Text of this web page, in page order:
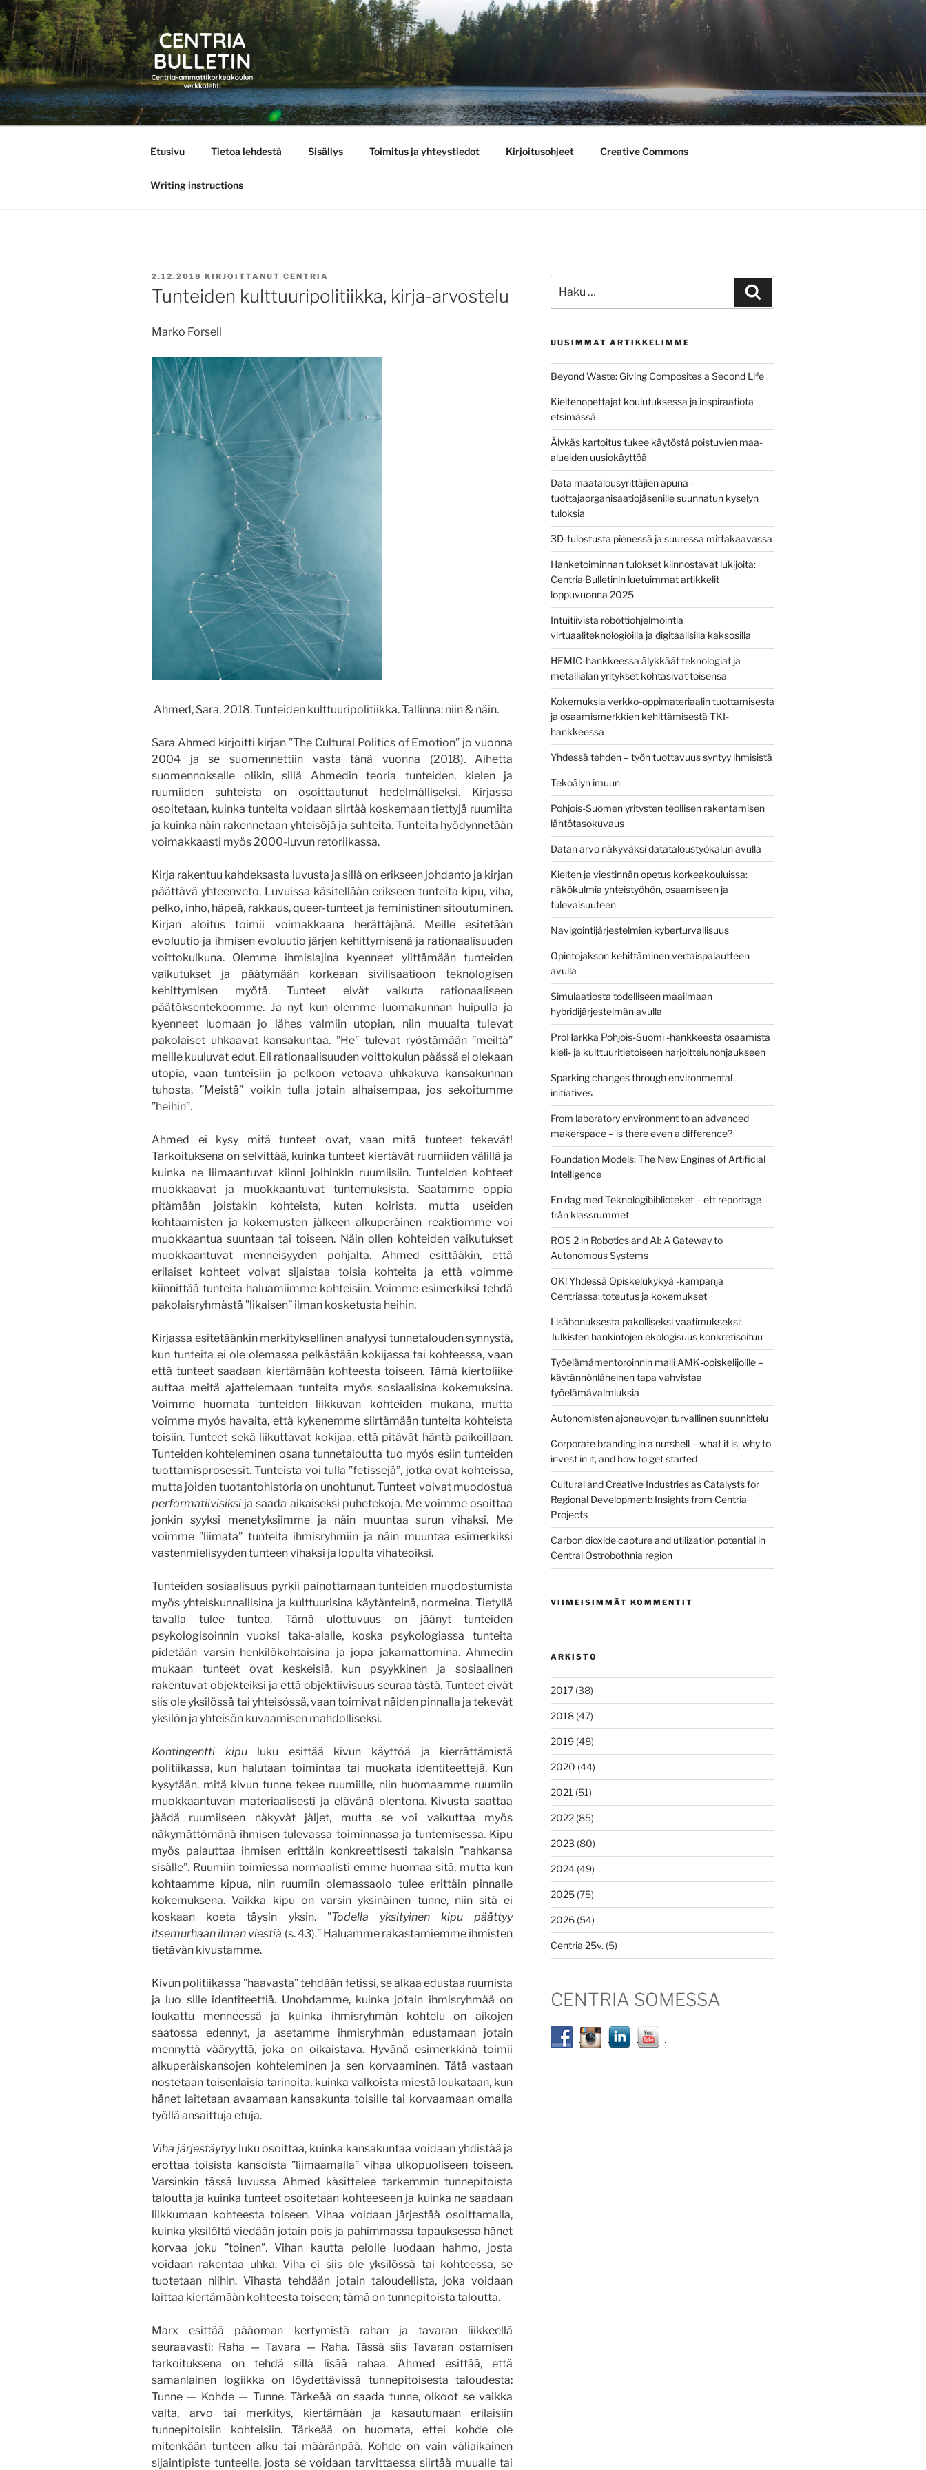
Siirry
sisältöön
CENTRIA BULLETIN
Etusivu Tietoa lehdestä Sisällys Toimitus ja yhteystiedot Kirjoitusohjeet Creative Commons
Writing instructions
JULKAISTU
2.12.2018 KIRJOITTANUT CENTRIA
Tunteiden kulttuuripolitiikka, kirja-arvostelu
Marko Forsell
Ahmed, Sara. 2018. Tunteiden kulttuuripolitiikka. Tallinna: niin & näin.
Sara Ahmed kirjoitti kirjan ”The Cultural Politics of Emotion” jo vuonna
2004 ja se suomennettiin vasta tänä vuonna (2018). Aihetta
suomennokselle olikin, sillä Ahmedin teoria tunteiden, kielen ja
ruumiiden suhteista on osoittautunut hedelmälliseksi. Kirjassa
osoitetaan, kuinka tunteita voidaan siirtää koskemaan tiettyjä ruumiita
ja kuinka näin rakennetaan yhteisöjä ja suhteita. Tunteita hyödynnetään
voimakkaasti myös 2000-luvun retoriikassa.
Kirja rakentuu kahdeksasta luvusta ja sillä on erikseen johdanto ja kirjan
päättävä yhteenveto. Luvuissa käsitellään erikseen tunteita kipu, viha,
pelko, inho, häpeä, rakkaus, queer-tunteet ja feministinen sitoutuminen.
Kirjan aloitus toimii voimakkaana herättäjänä. Meille esitetään
evoluutio ja ihmisen evoluutio järjen kehittymisenä ja rationaalisuuden
voittokulkuna. Olemme ihmislajina kyenneet ylittämään tunteiden
vaikutukset ja päätymään korkeaan sivilisaatioon teknologisen
kehittymisen myötä. Tunteet eivät vaikuta rationaaliseen
päätöksentekoomme. Ja nyt kun olemme luomakunnan huipulla ja
kyenneet luomaan jo lähes valmiin utopian, niin muualta tulevat
pakolaiset uhkaavat kansakuntaa. ”He” tulevat ryöstämään ”meiltä”
meille kuuluvat edut. Eli rationaalisuuden voittokulun päässä ei olekaan
utopia, vaan tunteisiin ja pelkoon vetoava uhkakuva kansakunnan
tuhosta. ”Meistä” voikin tulla jotain alhaisempaa, jos sekoitumme
”heihin”.
Ahmed ei kysy mitä tunteet ovat, vaan mitä tunteet tekevät!
Tarkoituksena on selvittää, kuinka tunteet kiertävät ruumiiden välillä ja
kuinka ne liimaantuvat kiinni joihinkin ruumiisiin. Tunteiden kohteet
muokkaavat ja muokkaantuvat tuntemuksista. Saatamme oppia
pitämään joistakin kohteista, kuten koirista, mutta useiden
kohtaamisten ja kokemusten jälkeen alkuperäinen reaktiomme voi
muokkaantua suuntaan tai toiseen. Näin ollen kohteiden vaikutukset
muokkaantuvat menneisyyden pohjalta. Ahmed esittääkin, että
erilaiset kohteet voivat sijaistaa toisia kohteita ja että voimme
kiinnittää tunteita haluamiimme kohteisiin. Voimme esimerkiksi tehdä
pakolaisryhmästä ”likaisen” ilman kosketusta heihin.
Kirjassa esitetäänkin merkityksellinen analyysi tunnetalouden synnystä,
kun tunteita ei ole olemassa pelkästään kokijassa tai kohteessa, vaan
että tunteet saadaan kiertämään kohteesta toiseen. Tämä kiertoliike
auttaa meitä ajattelemaan tunteita myös sosiaalisina kokemuksina.
Voimme huomata tunteiden liikkuvan kohteiden mukana, mutta
voimme myös havaita, että kykenemme siirtämään tunteita kohteista
toisiin. Tunteet sekä liikuttavat kokijaa, että pitävät häntä paikoillaan.
Tunteiden kohteleminen osana tunnetaloutta tuo myös esiin tunteiden
tuottamisprosessit. Tunteista voi tulla ”fetissejä”, jotka ovat kohteissa,
mutta joiden tuotantohistoria on unohtunut. Tunteet voivat muodostua
performatiivisiksi ja saada aikaiseksi puhetekoja. Me voimme osoittaa
jonkin syyksi menetyksiimme ja näin muuntaa surun vihaksi. Me
voimme ”liimata” tunteita ihmisryhmiin ja näin muuntaa esimerkiksi
vastenmielisyyden tunteen vihaksi ja lopulta vihateoiksi.
Tunteiden sosiaalisuus pyrkii painottamaan tunteiden muodostumista
myös yhteiskunnallisina ja kulttuurisina käytänteinä, normeina. Tietyllä
tavalla tulee tuntea. Tämä ulottuvuus on jäänyt tunteiden
psykologisoinnin vuoksi taka-alalle, koska psykologiassa tunteita
pidetään varsin henkilökohtaisina ja jopa jakamattomina. Ahmedin
mukaan tunteet ovat keskeisiä, kun psyykkinen ja sosiaalinen
rakentuvat objekteiksi ja että objektiivisuus seuraa tästä. Tunteet eivät
siis ole yksilössä tai yhteisössä, vaan toimivat näiden pinnalla ja tekevät
yksilön ja yhteisön kuvaamisen mahdolliseksi.
Kontingentti kipuluku esittää kivun käyttöä ja kierrättämistä
politiikassa, kun halutaan toimintaa tai muokata identiteettejä. Kun
kysytään, mitä kivun tunne tekee ruumiille, niin huomaamme ruumiin
muokkaantuvan materiaalisesti ja elävänä olentona. Kivusta saattaa
jäädä ruumiiseen näkyvät jäljet, mutta se voi vaikuttaa myös
näkymättömänä ihmisen tulevassa toiminnassa ja tuntemisessa. Kipu
myös palauttaa ihmisen erittäin konkreettisesti takaisin ”nahkansa
sisälle”. Ruumiin toimiessa normaalisti emme huomaa sitä, mutta kun
kohtaamme kipua, niin ruumiin olemassaolo tulee erittäin pinnalle
kokemuksena. Vaikka kipu on varsin yksinäinen tunne, niin sitä ei
koskaan koeta täysin yksin. ”Todella yksityinen kipu päättyy
itsemurhaan ilman viestiä (s. 43).” Haluamme rakastamiemme ihmisten
tietävän kivustamme.
Kivun politiikassa ”haavasta” tehdään fetissi, se alkaa edustaa ruumista
ja luo sille identiteettiä. Unohdamme, kuinka jotain ihmisryhmää on
loukattu menneessä ja kuinka ihmisryhmän kohtelu on aikojen
saatossa edennyt, ja asetamme ihmisryhmän edustamaan jotain
mennyttä vääryyttä, joka on oikaistava. Hyvänä esimerkkinä toimii
alkuperäiskansojen kohteleminen ja sen korvaaminen. Tätä vastaan
nostetaan toisenlaisia tarinoita, kuinka valkoista miestä loukataan, kun
hänet laitetaan avaamaan kansakunta toisille tai korvaamaan omalla
työllä ansaittuja etuja.
Viha järjestäytyyluku osoittaa, kuinka kansakuntaa voidaan yhdistää ja
erottaa toisista kansoista ”liimaamalla” vihaa ulkopuoliseen toiseen.
Varsinkin tässä luvussa Ahmed käsittelee tarkemmin tunnepitoista
taloutta ja kuinka tunteet osoitetaan kohteeseen ja kuinka ne saadaan
liikkumaan kohteesta toiseen. Vihaa voidaan järjestää osoittamalla,
kuinka yksilöltä viedään jotain pois ja pahimmassa tapauksessa hänet
korvaa joku ”toinen”. Vihan kautta pelolle luodaan hahmo, josta
voidaan rakentaa uhka. Viha ei siis ole yksilössä tai kohteessa, se
tuotetaan niihin. Vihasta tehdään jotain taloudellista, joka voidaan
laittaa kiertämään kohteesta toiseen; tämä on tunnepitoista taloutta.
Marx esittää pääoman kertymistä rahan ja tavaran liikkeellä
seuraavasti: Raha — Tavara — Raha. Tässä siis Tavaran ostamisen
tarkoituksena on tehdä sillä lisää rahaa. Ahmed esittää, että
samanlainen logiikka on löydettävissä tunnepitoisesta taloudesta:
Tunne — Kohde — Tunne. Tärkeää on saada tunne, olkoot se vaikka
valta, arvo tai merkitys, kiertämään ja kasautumaan erilaisiin
tunnepitoisiin kohteisiin. Tärkeää on huomata, ettei kohde ole
mitenkään tunteen alku tai määränpää. Kohde on vain väliaikainen
sijaintipiste tunteelle, josta se voidaan tarvittaessa siirtää muualle tai
UUSIMMAT ARTIKKELIMME
Beyond Waste: Giving Composites a Second Life
Kieltenopettajat koulutuksessa ja inspiraatiota
etsimässä
Älykäs kartoitus tukee käytöstä poistuvien maa-
alueiden uusiokäyttöä
Data maatalousyrittäjien apuna –
tuottajaorganisaatiojäsenille suunnatun kyselyn
tuloksia
3D-tulostusta pienessä ja suuressa mittakaavassa
Hanketoiminnan tulokset kiinnostavat lukijoita:
Centria Bulletinin luetuimmat artikkelit
loppuvuonna 2025
Intuitiivista robottiohjelmointia
virtuaaliteknologioilla ja digitaalisilla kaksosilla
HEMIC-hankkeessa älykkäät teknologiat ja
metallialan yritykset kohtasivat toisensa
Kokemuksia verkko-oppimateriaalin tuottamisesta
ja osaamismerkkien kehittämisestä TKI-
hankkeessa
Yhdessä tehden – työn tuottavuus syntyy ihmisistä
Tekoälyn imuun
Pohjois-Suomen yritysten teollisen rakentamisen
lähtötasokuvaus
Datan arvo näkyväksi datataloustyökalun avulla
Kielten ja viestinnän opetus korkeakouluissa:
näkökulmia yhteistyöhön, osaamiseen ja
tulevaisuuteen
Navigointijärjestelmien kyberturvallisuus
Opintojakson kehittäminen vertaispalautteen
avulla
Simulaatiosta todelliseen maailmaan
hybridijärjestelmän avulla
ProHarkka Pohjois-Suomi -hankkeesta osaamista
kieli- ja kulttuuritietoiseen harjoittelunohjaukseen
Sparking changes through environmental
initiatives
From laboratory environment to an advanced
makerspace – is there even a difference?
Foundation Models: The New Engines of Artificial
Intelligence
En dag med Teknologibiblioteket – ett reportage
från klassrummet
ROS 2 in Robotics and AI: A Gateway to
Autonomous Systems
OK! Yhdessä Opiskelukykyä -kampanja
Centriassa: toteutus ja kokemukset
Lisäbonuksesta pakolliseksi vaatimukseksi:
Julkisten hankintojen ekologisuus konkretisoituu
Työelämämentoroinnin malli AMK‑opiskelijoille –
käytännönläheinen tapa vahvistaa
työelämävalmiuksia
Autonomisten ajoneuvojen turvallinen suunnittelu
Corporate branding in a nutshell – what it is, why to
invest in it, and how to get started
Cultural and Creative Industries as Catalysts for
Regional Development: Insights from Centria
Projects
Carbon dioxide capture and utilization potential in
Central Ostrobothnia region
VIIMEISIMMÄT KOMMENTIT
ARKISTO
2017(38)
2018(47)
2019(48)
2020 (44)
2021 (51)
2022(85)
2023 (80)
2024(49)
2025(75)
2026(54)
Centria 25v. (5)
CENTRIA SOMESSA